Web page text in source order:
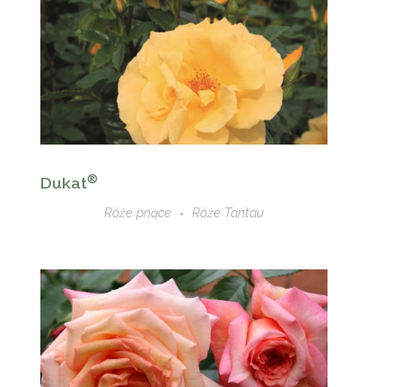
Dukat®
Róże pnące Róże Tantau